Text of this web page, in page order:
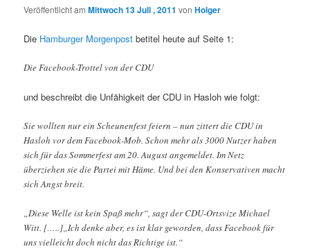
Veröffentlicht amMittwoch 13 Juli , 2011 vonHolger
Die Hamburger Morgenpost betitel heute auf Seite 1:
Die Facebook-Trottel von der CDU
und beschreibt die Unfähigkeit der CDU in Hasloh wie folgt:
Sie wollten nur ein Scheunenfest feiern – nun zittert die CDU in
Hasloh vor dem Facebook-Mob. Schon mehr als 3000 Nutzer haben
sich für das Sommerfest am 20. August angemeldet. Im Netz
überziehen sie die Partei mit Häme. Und bei den Konservativen macht
sich Angst breit.
„Diese Welle ist kein Spaß mehr“, sagt der CDU-Ortsvize Michael
Witt. […..]„Ich denke aber, es ist klar geworden, dass Facebook für
uns vielleicht doch nicht das Richtige ist.“